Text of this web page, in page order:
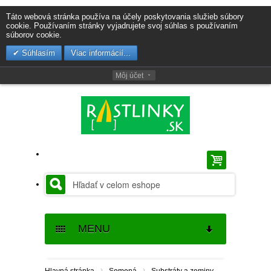
Táto webová stránka používa na účely poskytovania služieb súbory
cookie. Používaním stránky vyjadrujete svoj súhlas s používaním
súborov cookie.
Súhlasím
Viac informácií...
Môj účet
MENU